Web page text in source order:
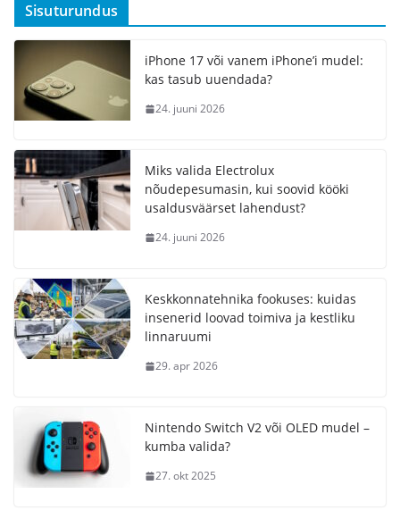
Sisuturundus
iPhone 17 või vanem iPhone’i mudel:
kas tasub uuendada?
24. juuni 2026
Miks valida Electrolux
nõudepesumasin, kui soovid kööki
usaldusväärset lahendust?
24. juuni 2026
Keskkonnatehnika fookuses: kuidas
insenerid loovad toimiva ja kestliku
linnaruumi
29. apr 2026
Nintendo Switch V2 või OLED mudel –
kumba valida?
27. okt 2025